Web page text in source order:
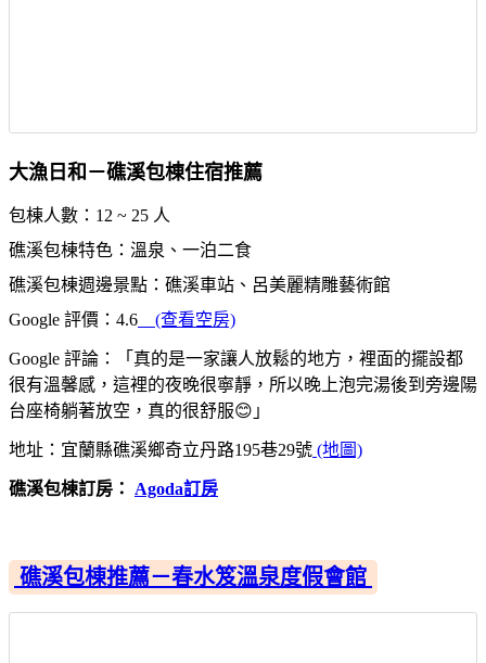
大漁日和－礁溪包棟住宿推薦
包棟人數：12 ~ 25 人
礁溪包棟特色：溫泉、一泊二食
礁溪包棟週邊景點：礁溪車站、呂美麗精雕藝術館
Google 評價：4.6 (查看空房)
Google 評論：「真的是一家讓人放鬆的地方，裡面的擺設都
很有溫馨感，這裡的夜晚很寧靜，所以晚上泡完湯後到旁邊陽
台座椅躺著放空，真的很舒服😊」
地址：宜蘭縣礁溪鄉奇立丹路195巷29號 (地圖)
礁溪包棟訂房： Agoda訂房
礁溪包棟推薦－春水笈溫泉度假會館